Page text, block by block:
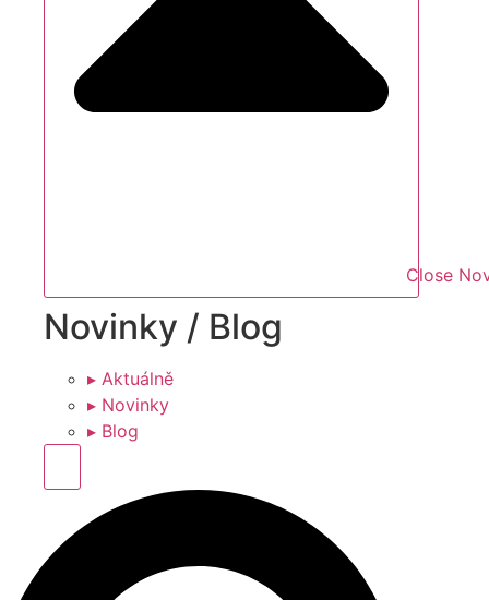
Close
Novinky / Blog
▸ Aktuálně
▸ Novinky
▸ Blog